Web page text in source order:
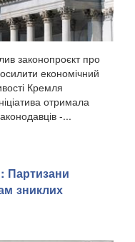
законопроєкт про
економічний
Кремля
отримала
-...
Партизани
зниклих